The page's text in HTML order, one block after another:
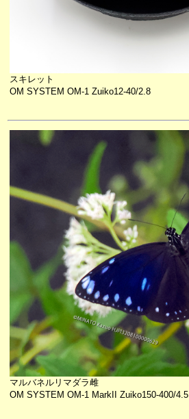
スキレット
OM SYSTEM OM-1 Zuiko12-40/2.8
マルバネルリマダラ雌
OM SYSTEM OM-1 MarkII Zuiko150-400/4.5